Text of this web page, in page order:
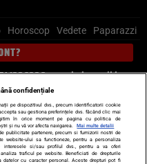
Horoscop Vedete Paparazzi
sau trimite mail la
Politică
Dictionar de vise
LIFE STYLE
confidențiale
pe dispozitivul dvs., precum identificatorii cookie
sau gestiona preferințele dvs. făcând clic mai
în orice moment pe pagina cu politica de
și nu vă vor afecta navigarea.
Mai multe detalii
publicitate partenere, precum si furnizorii nostri de
website-ului sa functioneze, pentru a personaliza
si/sau profilul dvs., pentru a va oferi
traficul pe website. Beneficiati de drepturile
datelor cu caracter personal. Aceste drepturi pot fi